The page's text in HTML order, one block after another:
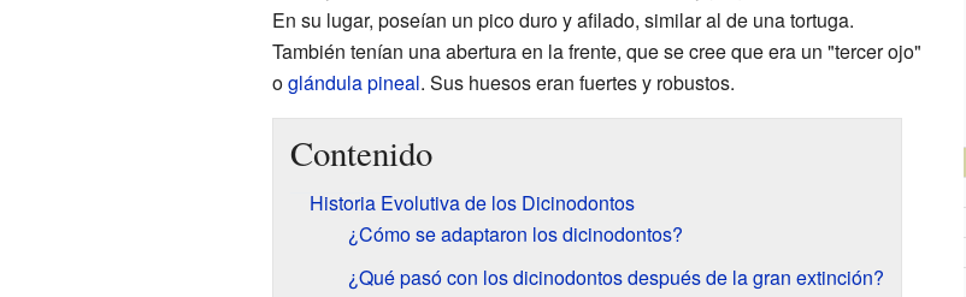
En su lugar, poseían un pico duro y afilado, similar al de una tortuga.
También tenían una abertura en la frente, que se cree que era un "tercer ojo"
oglándula pineal. Sus huesos eran fuertes y robustos.
Contenido
Historia Evolutiva de los Dicinodontos
¿Cómo se adaptaron los dicinodontos?
¿Qué pasó con los dicinodontos después de la gran extinción?